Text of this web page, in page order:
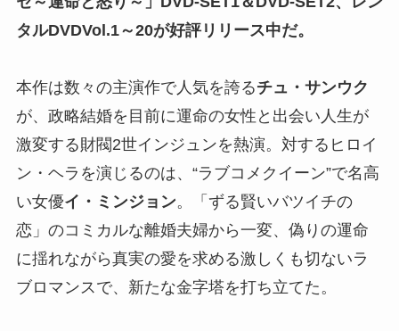
タルDVDVol.1～20が好評リリース中だ。
本作は数々の主演作で人気を誇るチュ・サンウク
が、政略結婚を目前に運命の女性と出会い人生が
激変する財閥2世インジュンを熱演。対するヒロイ
ン・ヘラを演じるのは、“ラブコメクイーン”で名高
い女優イ・ミンジョン。「ずる賢いバツイチの
恋」のコミカルな離婚夫婦から一変、偽りの運命
に揺れながら真実の愛を求める激しくも切ないラ
ブロマンスで、新たな金字塔を打ち立てた。